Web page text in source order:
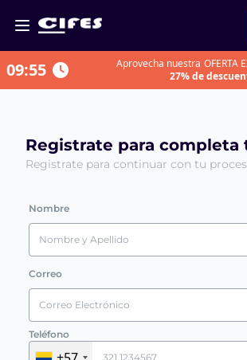
09:55 Aprovecha nuestra OFERTA
27% de
Registrate para completa
Registrate para continuar con tu
Nombre
Correo
Teléfono